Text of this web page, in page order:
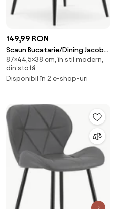
149,99 RON
Scaun Bucatarie/Dining Jacob
Gri Inchis Catifea
87×44,5×38 cm, în stil modern,
din stofă
Disponibil în 2 e-shop-uri